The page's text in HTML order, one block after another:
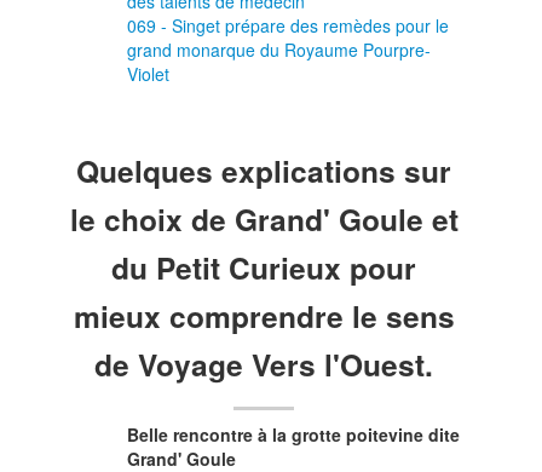
069 - Singet prépare des remèdes pour le
grand monarque du Royaume Pourpre-
Violet
Quelques explications sur
le choix de Grand' Goule et
du Petit Curieux pour
mieux comprendre le sens
de Voyage Vers l'Ouest.
Belle rencontre à la grotte poitevine dite
Grand' Goule